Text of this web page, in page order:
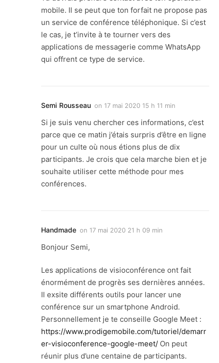
mobile. Il se peut que ton forfait ne propose pas
un service de conférence téléphonique. Si c’est
le cas, je t’invite à te tourner vers des
applications de messagerie comme WhatsApp
qui offrent ce type de service.
Semi Rousseau on 17 mai 2020 15 h 11 min
Si je suis venu chercher ces informations, c’est
parce que ce matin j’étais surpris d’être en ligne
pour un culte où nous étions plus de dix
participants. Je crois que cela marche bien et je
souhaite utiliser cette méthode pour mes
conférences.
Handmade on 17 mai 2020 21 h 09 min
Bonjour Semi,
Les applications de visioconférence ont fait
énormément de progrès ses dernières années.
Il exsite différents outils pour lancer une
conférence sur un smartphone Android.
Personnellement je te conseille Google Meet :
https://www.prodigemobile.com/tutoriel/demarr
er-visioconference-google-meet/ On peut
réunir plus d’une centaine de participants.